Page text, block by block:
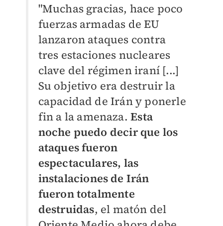
"Muchas gracias, hace poco
fuerzas armadas de EU
lanzaron ataques contra
tres estaciones nucleares
clave del régimen iraní [...]
Su objetivo era destruir la
capacidad de Irán y ponerle
fin a la amenaza.Esta
noche puedo decir que los
ataques fueron
espectaculares, las
instalaciones de Irán
fueron totalmente
destruidas, el matón del